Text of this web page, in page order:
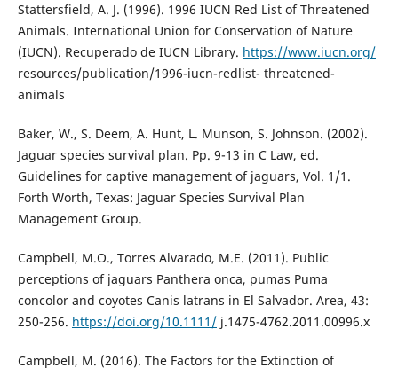
Stattersfield, A. J. (1996). 1996 IUCN Red List of Threatened
Animals. International Union for Conservation of Nature
(IUCN). Recuperado de IUCN Library. https://www.iucn.org/
resources/publication/1996-iucn-redlist- threatened-
animals
Baker, W., S. Deem, A. Hunt, L. Munson, S. Johnson. (2002).
Jaguar species survival plan. Pp. 9-13 in C Law, ed.
Guidelines for captive management of jaguars, Vol. 1/1.
Forth Worth, Texas: Jaguar Species Survival Plan
Management Group.
Campbell, M.O., Torres Alvarado, M.E. (2011). Public
perceptions of jaguars Panthera onca, pumas Puma
concolor and coyotes Canis latrans in El Salvador. Area, 43:
250-256. https://doi.org/10.1111/j.1475-4762.2011.00996.x
Campbell, M. (2016). The Factors for the Extinction of